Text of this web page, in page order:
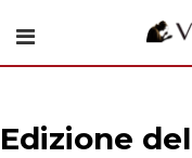
Edizione